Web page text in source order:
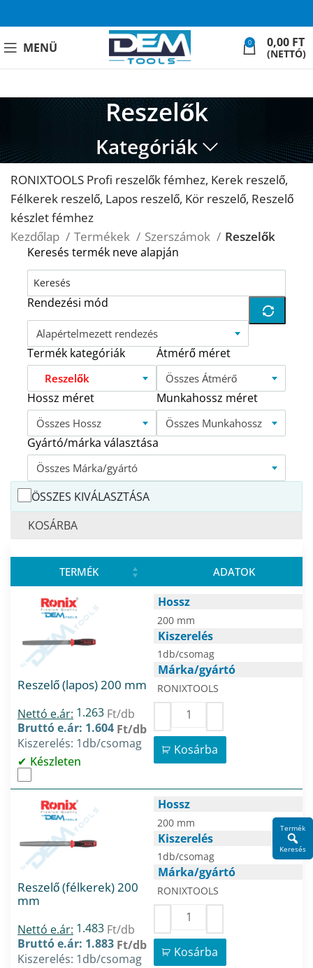
MENÜ 0 0,00 FT
(NETTÓ)
Reszelők
Kategóriák
RONIXTOOLS Profi reszelők fémhez, Kerek reszelő,
Félkerek reszelő, Lapos reszelő, Kör reszelő, Reszelő
készlet fémhez
Kezdőlap
Termékek Szerszámok Reszelők
Keresés termék neve alapján
Rendezési mód
Alapértelmezett rendezés
Termék kategóriák
Reszelők
Átmérő méret
Összes Átmérő
Hossz méret
Összes Hossz
Munkahossz méret
Összes Munkahossz
Gyártó/márka választása
Összes Márka/gyártó
ÖSSZES KIVÁLASZTÁSA
KOSÁRBA
TERMÉK ADATOK
Reszelő (lapos) 200 mm
Nettó e.ár: 1.263 Ft/db
Bruttó e.ár: 1.604 Ft/db
Kiszerelés: 1db/csomag
Készleten
Hossz
200 mm
Kiszerelés
1db/csomag
Márka/gyártó
RONIXTOOLS
Kosárba
Reszelő (félkerek) 200
mm
Nettó e.ár: 1.483 Ft/db
Bruttó e.ár: 1.883 Ft/db
Kiszerelés: 1db/csomag
Hossz
200 mm
Kiszerelés
1db/csomag
Márka/gyártó
RONIXTOOLS
Kosárba
Termék
Keresés